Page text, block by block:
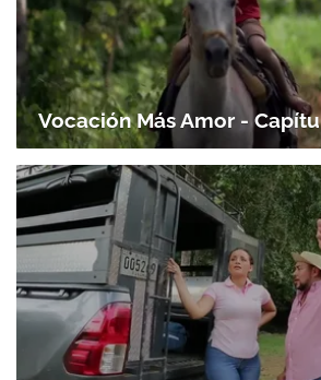
Vocación Más Amor -